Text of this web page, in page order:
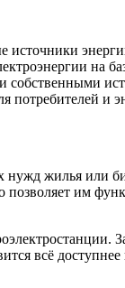
источники
на
собственными
потребителей и
нужд жилья или
им
всё